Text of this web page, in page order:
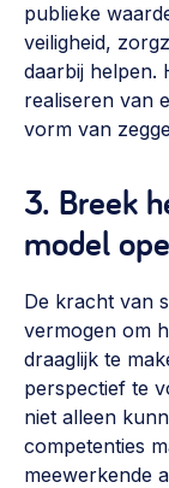
publieke
veiligheid,
daarbij helpen.
realiseren van
vorm van
3. Breek
model
De kracht van
vermogen om
draaglijk te
perspectief te
niet alleen
competenties
meewerkende